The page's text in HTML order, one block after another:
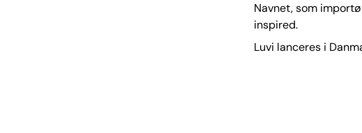
Navnet, som
inspired.
Luvi lanceres i